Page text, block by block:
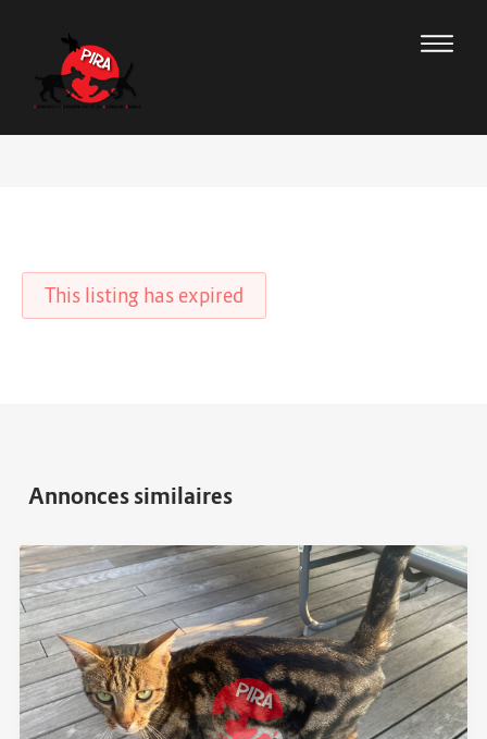
This listing has expired